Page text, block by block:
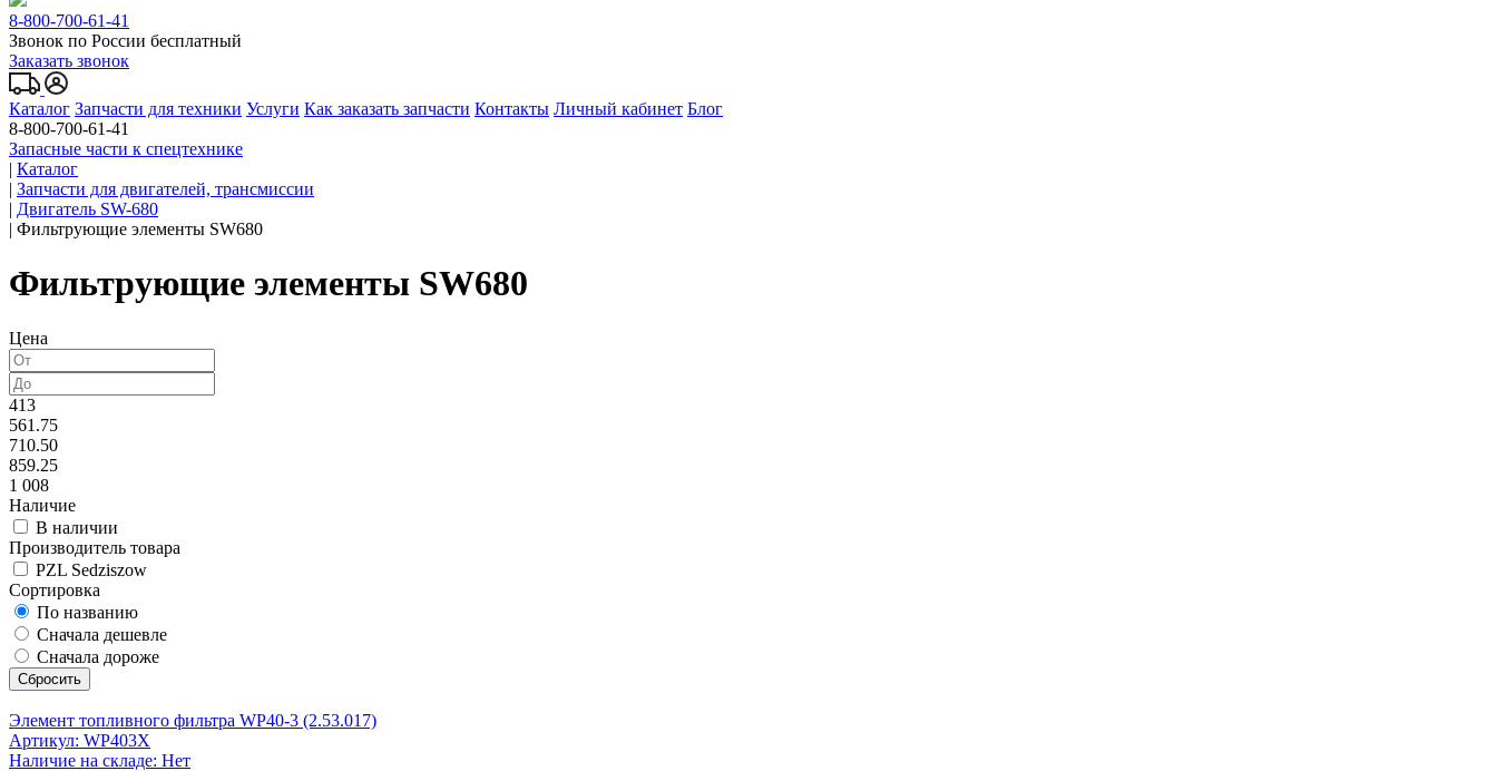
8-800-700-61-41
Звонок по России бесплатный
Заказать звонок
Каталог Запчасти для техники Услуги Как заказать запчасти Контакты Личный кабинет Блог
8-800-700-61-41
Запасные части к спецтехнике
| Каталог
| Запчасти для двигателей, трансмиссии
| Двигатель SW-680
| Фильтрующие элементы SW680
Фильтрующие элементы SW680
Цена
413
561.75
710.50
859.25
1 008
Наличие
В наличии
Производитель товара
PZL Sedziszow
Сортировка
По названию
Сначала дешевле
Сначала дороже
Сбросить
Элемент топливного фильтра WP40-3 (2.53.017)
Артикул: WP403X
Наличие на складе: Нет